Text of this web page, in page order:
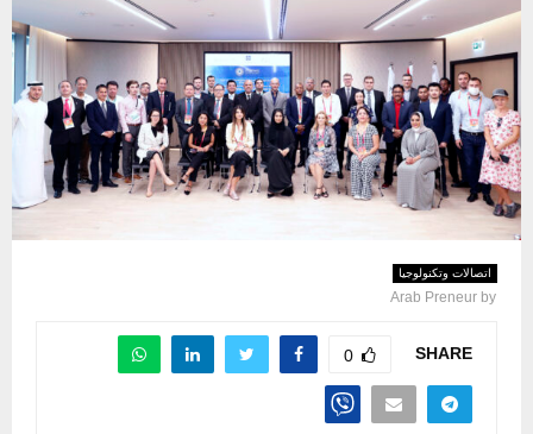
اتصالات وتكنولوجيا
by
Arab Preneur
SHARE
0